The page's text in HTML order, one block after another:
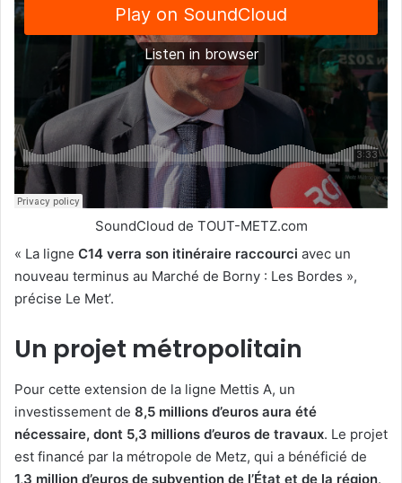
SoundCloud de TOUT-METZ.com
« La ligne C14 verra son itinéraire raccourci avec un
nouveau terminus au Marché de Borny : Les Bordes »,
précise Le Met’.
Un projet métropolitain
Pour cette extension de la ligne Mettis A, un
investissement de 8,5 millions d’euros aura été
nécessaire, dont 5,3 millions d’euros de travaux. Le projet
est financé par la métropole de Metz, qui a bénéficié de
1,3 million d’euros de subvention de l’État et de la région.